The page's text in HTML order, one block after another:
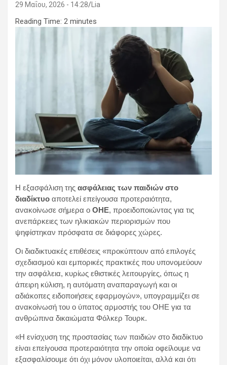
29 Μαΐου, 2026 - 14:28 Lia
Reading Time: 2 minutes
Η εξασφάλιση της ασφάλειας των παιδιών στο
διαδίκτυο αποτελεί επείγουσα προτεραιότητα,
ανακοίνωσε σήμερα ο ΟΗΕ, προειδοποιώντας για τις
ανεπάρκειες των ηλικιακών περιορισμών που
ψηφίστηκαν πρόσφατα σε διάφορες χώρες.
Οι διαδικτυακές επιθέσεις «προκύπτουν από επιλογές
σχεδιασμού και εμπορικές πρακτικές που υπονομεύουν
την ασφάλεια, κυρίως εθιστικές λειτουργίες, όπως η
άπειρη κύλιση, η αυτόματη αναπαραγωγή και οι
αδιάκοπες ειδοποιήσεις εφαρμογών», υπογραμμίζει σε
ανακοίνωσή του ο ύπατος αρμοστής του ΟΗΕ για τα
ανθρώπινα δικαιώματα Φόλκερ Τουρκ.
«Η ενίσχυση της προστασίας των παιδιών στο διαδίκτυο
είναι επείγουσα προτεραιότητα την οποία οφείλουμε να
εξασφαλίσουμε ότι όχι μόνον υλοποιείται, αλλά και ότι